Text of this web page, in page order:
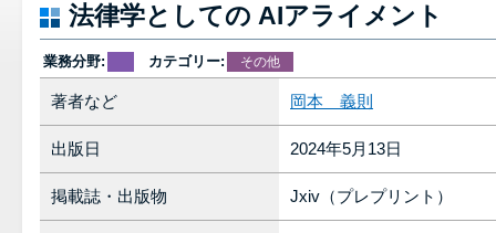
法律学としての AIアライメント
業務分野: カテゴリー: その他
著者など 岡本 義則
出版日 2024年5月13日
掲載誌・出版物 Jxiv（プレプリント）